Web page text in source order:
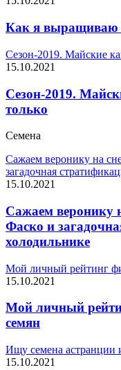
Как я выращиваю
Сезон-2019. Майские
15.10.2021
Сезон-2019.
только
Семена
Сажаем веронику на
загадочная
15.10.2021
Сажаем веронику
Фаско и
холодильнике
Мой личный рейтинг
15.10.2021
Мой личный
семян
Ищу семена астранции
15.10.2021